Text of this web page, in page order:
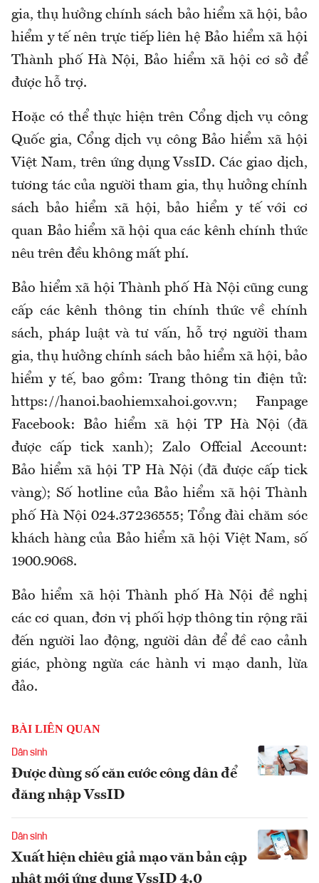
gia, thụ hưởng chính sách bảo hiểm xã hội, bảo
hiểm y tế nên trực tiếp liên hệ Bảo hiểm xã hội
Thành phố Hà Nội, Bảo hiểm xã hội cơ sở để
được hỗ trợ.
Hoặc có thể thực hiện trên Cổng dịch vụ công
Quốc gia, Cổng dịch vụ công Bảo hiểm xã hội
Việt Nam, trên ứng dụng VssID. Các giao dịch,
tương tác của người tham gia, thụ hưởng chính
sách bảo hiểm xã hội, bảo hiểm y tế với cơ
quan Bảo hiểm xã hội qua các kênh chính thức
nêu trên đều không mất phí.
Bảo hiểm xã hội Thành phố Hà Nội cũng cung
cấp các kênh thông tin chính thức về chính
sách, pháp luật và tư vấn, hỗ trợ người tham
gia, thụ hưởng chính sách bảo hiểm xã hội, bảo
hiểm y tế, bao gồm: Trang thông tin điện tử:
https://hanoi.baohiemxahoi.gov.vn; Fanpage
Facebook: Bảo hiểm xã hội TP Hà Nội (đã
được cấp tick xanh); Zalo Offcial Account:
Bảo hiểm xã hội TP Hà Nội (đã được cấp tick
vàng); Số hotline của Bảo hiểm xã hội Thành
phố Hà Nội 024.37236555; Tổng đài chăm sóc
khách hàng của Bảo hiểm xã hội Việt Nam, số
1900.9068.
Bảo hiểm xã hội Thành phố Hà Nội đề nghị
các cơ quan, đơn vị phối hợp thông tin rộng rãi
đến người lao động, người dân để đề cao cảnh
giác, phòng ngừa các hành vi mạo danh, lừa
đảo.
BÀI LIÊN QUAN
Dân sinh
Được dùng số căn cước công dân để
đăng nhập VssID
Dân sinh
Xuất hiện chiêu giả mạo văn bản cập
nhật mới ứng dụng VssID 4.0